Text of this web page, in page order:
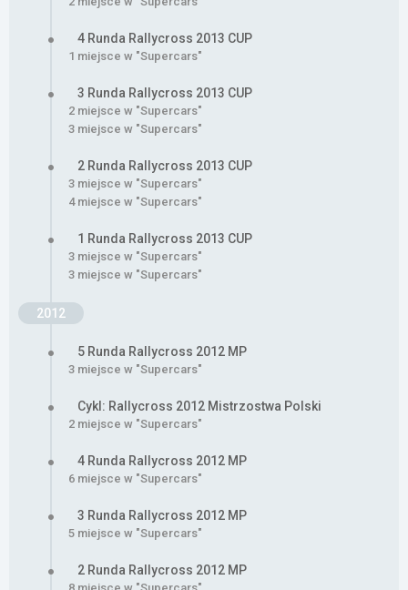
4 Runda Rallycross 2013 CUP
1 miejsce w "Supercars"
3 Runda Rallycross 2013 CUP
2 miejsce w "Supercars"
3 miejsce w "Supercars"
2 Runda Rallycross 2013 CUP
3 miejsce w "Supercars"
4 miejsce w "Supercars"
1 Runda Rallycross 2013 CUP
3 miejsce w "Supercars"
3 miejsce w "Supercars"
2012
5 Runda Rallycross 2012 MP
3 miejsce w "Supercars"
Cykl: Rallycross 2012 Mistrzostwa Polski
2 miejsce w "Supercars"
4 Runda Rallycross 2012 MP
6 miejsce w "Supercars"
3 Runda Rallycross 2012 MP
5 miejsce w "Supercars"
2 Runda Rallycross 2012 MP